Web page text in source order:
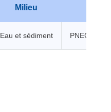
Milieu
Eau et sédiment PNEC